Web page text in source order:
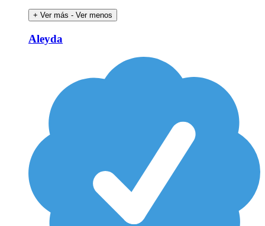
+ Ver más - Ver menos
Aleyda